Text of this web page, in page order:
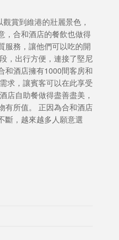
賞到維港的壯麗景色，
，合和酒店的餐飲也做得
服務，讓他們可以吃的開
，出行方便，連接了堅尼
和酒店擁有1000間客房和
求，讓賓客可以在此享受
店自助餐做得盡善盡美，
有所值。 正因為合和酒店
斷，越來越多人願意選